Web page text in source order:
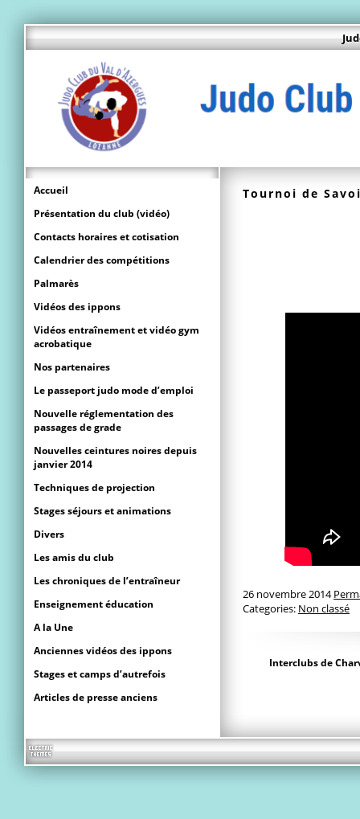
Tournoi de
26 novembre 2014
Categories: Non classé
Interclubs de
Accueil
Présentation du club (vidéo)
Contacts horaires et cotisation
Calendrier des compétitions
Palmarès
Vidéos des ippons
Vidéos entraînement et vidéo gym
acrobatique
Nos partenaires
Le passeport judo mode d’emploi
Nouvelle réglementation des
passages de grade
Nouvelles ceintures noires depuis
janvier 2014
Techniques de projection
Stages séjours et animations
Divers
Les amis du club
Les chroniques de l’entraîneur
Enseignement éducation
A la Une
Anciennes vidéos des ippons
Stages et camps d’autrefois
Articles de presse anciens